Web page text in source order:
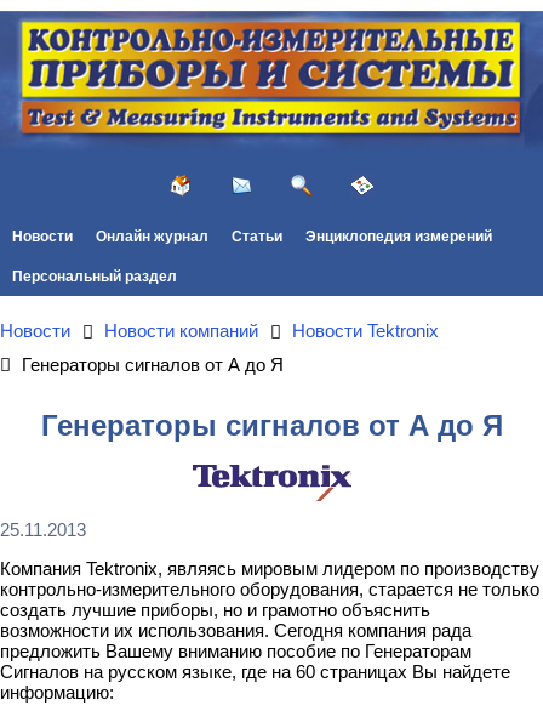
Новости Онлайн журнал Статьи Энциклопедия измерений
Персональный раздел
Новости Новости компаний
Новости Tektronix
Генераторы сигналов от А до Я
Генераторы сигналов от А до Я
25.11.2013
Компания Tektronix, являясь мировым лидером по производству
контрольно-измерительного оборудования, старается не только
создать лучшие приборы, но и грамотно объяснить
возможности их использования. Сегодня компания рада
предложить Вашему вниманию пособие по Генераторам
Сигналов на русском языке, где на 60 страницах Вы найдете
информацию: